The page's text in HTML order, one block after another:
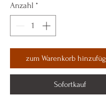
Anzahl *
zum Warenkorb
Sofortkauf